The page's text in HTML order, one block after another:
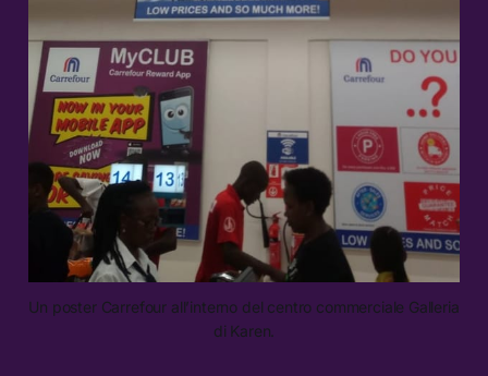
Un poster Carrefour all’interno del centro commerciale Galleria
di Karen.